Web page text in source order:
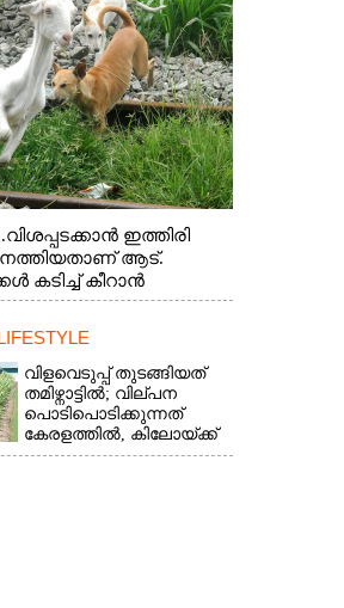
ഇത്തിരി
ആട്.
കടിച്ച് കീറാൻ
ആന്തൽ മറന്ന്
നിന്നുള്ള കാഴ്ച
വിളവെടുപ്പ് തുടങ്ങിയത്
തമിഴ്നാട്ടിൽ; വില്പന
പൊടിപൊടിക്കുന്നത്
കേരളത്തിൽ, കിലോയ്ക്ക്
വില 80 രൂപ മുതൽ